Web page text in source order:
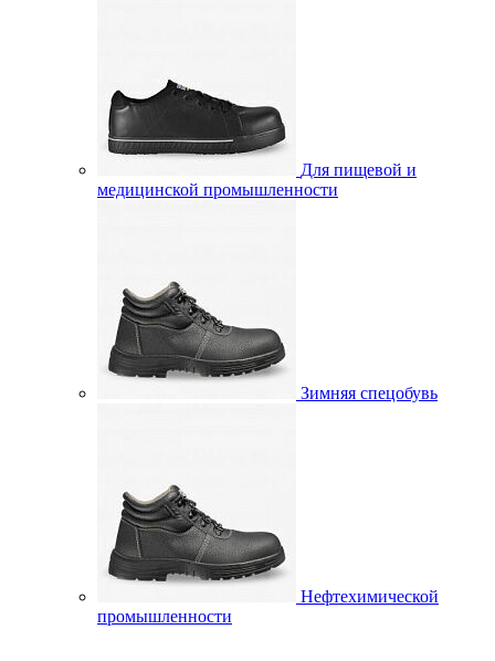
Для пищевой и
медицинской промышленности
Зимняя спецобувь
Нефтехимической
промышленности